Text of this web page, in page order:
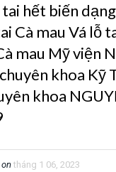
hết biến
Cà mau Vá lỗ
mau Mỹ viện
khoa Kỹ
khoa
on tháng 1 06, 2023